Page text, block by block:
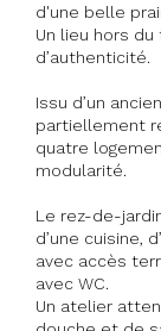
d'une belle
Un lieu hors
d’authenticité.
Issu d’un
partiellement
quatre
modularité.
Le rez-de-
d’une cuisine,
avec accès
avec WC.
Un atelier